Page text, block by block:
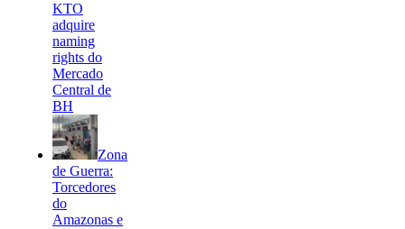
KTO
adquire
naming
rights do
Mercado
Central de
BH
Zona
de Guerra:
Torcedores
do
Amazonas e